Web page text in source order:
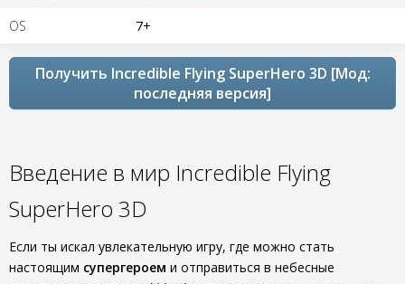
OS 7+
Получить Incredible Flying SuperHero 3D [Мод:
последняя версия]
Введение в мир Incredible Flying
SuperHero 3D
Если ты искал увлекательную игру, где можно стать
настоящим супергероем и отправиться в небесные